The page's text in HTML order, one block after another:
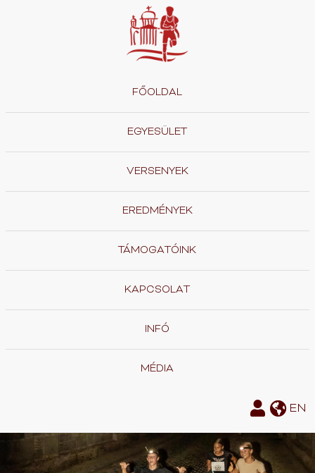
FŐOLDAL
EGYESÜLET
VERSENYEK
EREDMÉNYEK
TÁMOGATÓINK
KAPCSOLAT
INFÓ
MÉDIA
EN